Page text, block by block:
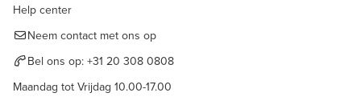
Help center
Neem contact met ons op
Bel ons op: +31 20 308 0808
Maandag tot Vrijdag 10.00-17.00